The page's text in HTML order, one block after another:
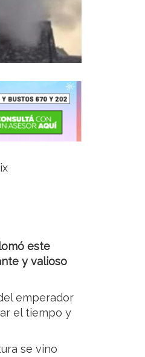
este
y valioso
emperador
el tiempo y
se vino